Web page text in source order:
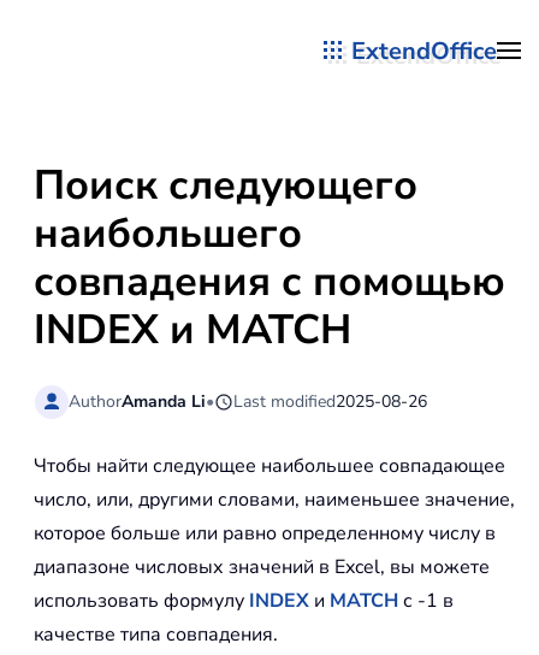
ExtendOffice
Поиск следующего
наибольшего
совпадения с помощью
INDEX и MATCH
AuthorAmanda Li• Last modified2025-08-26
Чтобы найти следующее наибольшее совпадающее
число, или, другими словами, наименьшее значение,
которое больше или равно определенному числу в
диапазоне числовых значений в Excel, вы можете
использовать формулу INDEX и MATCHс -1 в
качестве типа совпадения.